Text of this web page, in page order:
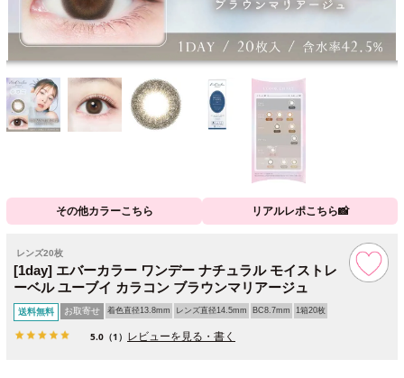
その他カラーこちら リアルレポこちら📸
レンズ20枚
[1day] エバーカラー ワンデー ナチュラル モイストレ
ーベル ユーブイ カラコン ブラウンマリアージュ
送料無料 お取寄せ 着色直径13.8mm レンズ直径14.5mm BC8.7mm 1箱20枚
5.0 （1） レビューを見る・書く